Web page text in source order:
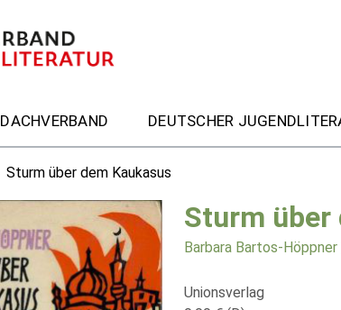
DACHVERBAND DEUTSCHER
Sturm über dem Kaukasus
Sturm über
Barbara Bartos-Höppner
Unionsverlag